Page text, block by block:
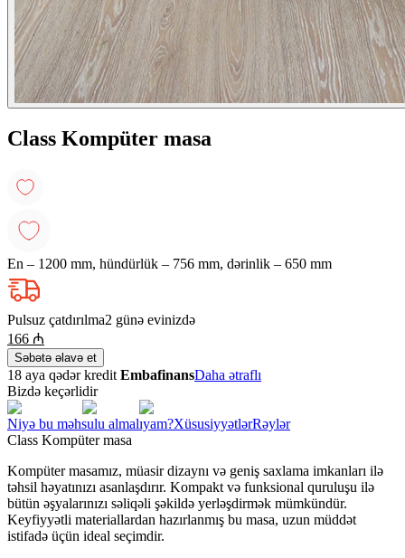
Class Kompüter masa
En – 1200 mm, hündürlük – 756 mm, dərinlik – 650 mm
Pulsuz çatdırılma2 günə evinizdə
166 ₼
Səbətə əlavə et
18 aya qədər kredit EmbafinansDaha ətraflı
Bizdə keçərlidir
Niyə bu məhsulu almalıyam?XüsusiyyətlərRəylər
Class Kompüter masa
Kompüter masamız, müasir dizaynı və geniş saxlama imkanları ilə
təhsil həyatınızı asanlaşdırır. Kompakt və funksional quruluşu ilə
bütün əşyalarınızı səliqəli şəkildə yerləşdirmək mümkündür.
Keyfiyyətli materiallardan hazırlanmış bu masa, uzun müddət
istifadə üçün ideal seçimdir.